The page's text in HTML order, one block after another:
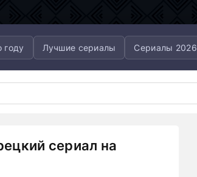
году Лучшие сериалы Сериалы 2026
сериал на